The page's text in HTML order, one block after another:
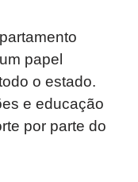
papel
o estado.
e educação
por parte do